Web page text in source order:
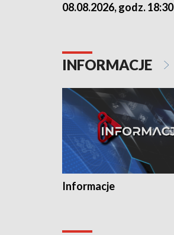
08.08.2026, godz. 18:30
INFORMACJE
Informacje